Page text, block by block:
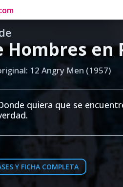
Hombres en
12 Angry Men (1957)
quiera que se
Y FICHA COMPLETA